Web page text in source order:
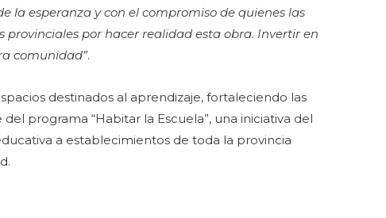
la esperanza y con el compromiso de quienes las
por hacer realidad esta obra. Invertir en
comunidad”.
destinados al aprendizaje, fortaleciendo las
programa “Habitar la Escuela”, una iniciativa del
a establecimientos de toda la provincia